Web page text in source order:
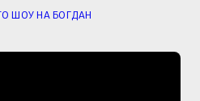
ШОУ НА БОГДАН